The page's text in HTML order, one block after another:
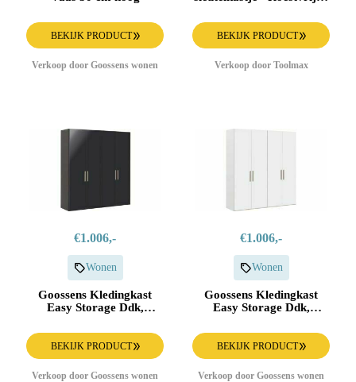
BEKIJK PRODUCT
Verkoop door Goossens wonen
BEKIJK PRODUCT
Verkoop door Toolmax
€1.006,-
Wonen
Goossens Kledingkast
Easy Storage Ddk,
breed, 220 cm hoog, 4x
draaideur
BEKIJK PRODUCT
Verkoop door Goossens wonen
€1.006,-
Wonen
Goossens Kledingkast
Easy Storage Ddk,
breed, 220 cm hoog, 4x
draaideur
BEKIJK PRODUCT
Verkoop door Goossens wonen